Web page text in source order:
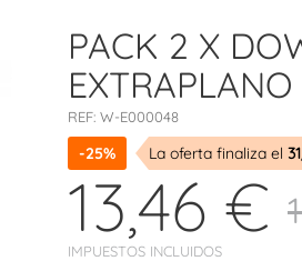
PACK 2 X
REF: W-E000048
-25% La oferta finaliza el
13,46 €
IMPUESTOS INCLUIDOS